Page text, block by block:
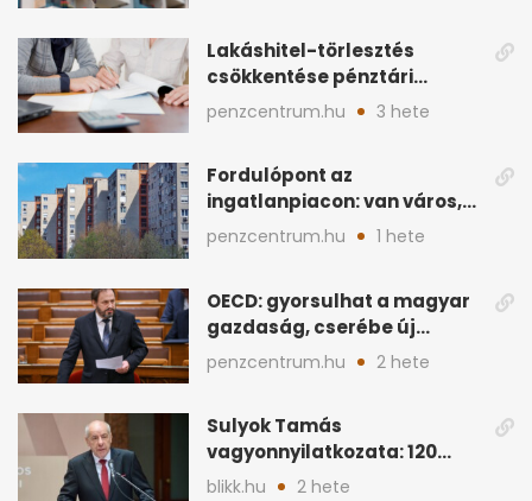
Lakáshitel-törlesztés
csökkentése pénztári
megtakarítással: így
működik
penzcentrum.hu 3 hete
Fordulópont az
ingatlanpiacon: van város,
ahol a vétel már olcsóbb
penzcentrum.hu 1 hete
OECD: gyorsulhat a magyar
gazdaság, cserébe új
ingatlanadó is felmerül
penzcentrum.hu 2 hete
Sulyok Tamás
vagyonnyilatkozata: 120
milliós megtakarítás, 5
blikk.hu 2 hete